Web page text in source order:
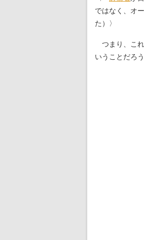
ではなく、オ
た）〉
つまり、これ
いうことだろう